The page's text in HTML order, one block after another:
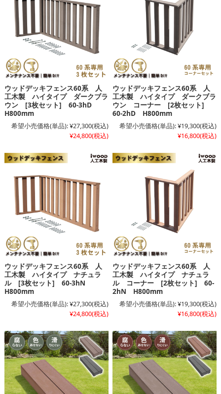
ウッドデッキフェンス60系 人
工木製 ハイタイプ ダークブラ
ウン [3枚セット] 60-3hD
H800mm
希望小売価格(単品):¥27,300(税込)
¥24,800(税込)
ウッドデッキフェンス60系 人
工木製 ハイタイプ ダークブラ
ウン コーナー [2枚セット]
60-2hD H800mm
希望小売価格(単品):¥19,300(税込)
¥16,800(税込)
ウッドデッキフェンス60系 人
工木製 ハイタイプ ナチュラ
ル [3枚セット] 60-3hN
H800mm
希望小売価格(単品):¥27,300(税込)
¥24,800(税込)
ウッドデッキフェンス60系 人
工木製 ハイタイプ ナチュラ
ル コーナー [2枚セット] 60-
2hN H800mm
希望小売価格(単品):¥19,300(税込)
¥16,800(税込)